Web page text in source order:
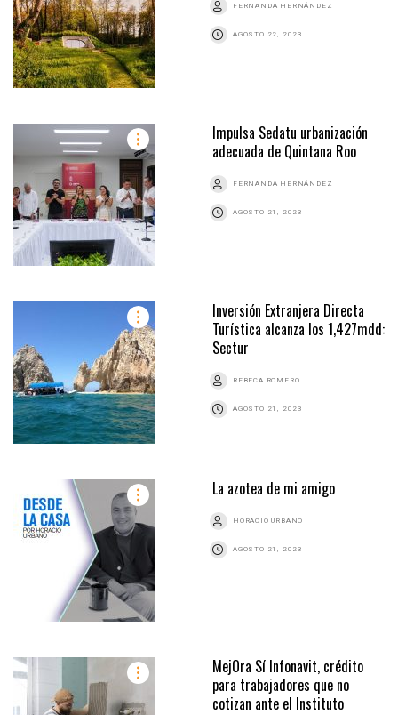
FERNANDA HERNÁNDEZ
AGOSTO 22, 2023
Impulsa Sedatu urbanización
adecuada de Quintana Roo
FERNANDA HERNÁNDEZ
AGOSTO 21, 2023
Inversión Extranjera Directa
Turística alcanza los 1,427mdd:
Sectur
REBECA ROMERO
AGOSTO 21, 2023
La azotea de mi amigo
HORACIO URBANO
AGOSTO 21, 2023
MejOra Sí Infonavit, crédito
para trabajadores que no
cotizan ante el Instituto